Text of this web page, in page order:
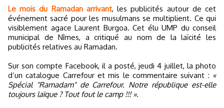
Le mois du Ramadan arrivant, les publicités autour de cet
événement sacré pour les musulmans se multiplient. Ce qui
visiblement agace Laurent Burgoa. Cet élu UMP du conseil
municipal de Nîmes, a critiqué au nom de la laïcité les
publicités relatives au Ramadan.
Sur son compte Facebook, il a posté, jeudi 4 juillet, la photo
d’un catalogue Carrefour et mis le commentaire suivant : «
Spécial "Ramadam" de Carrefour. Notre république est-elle
toujours laïque ? Tout fout le camp !!! ».